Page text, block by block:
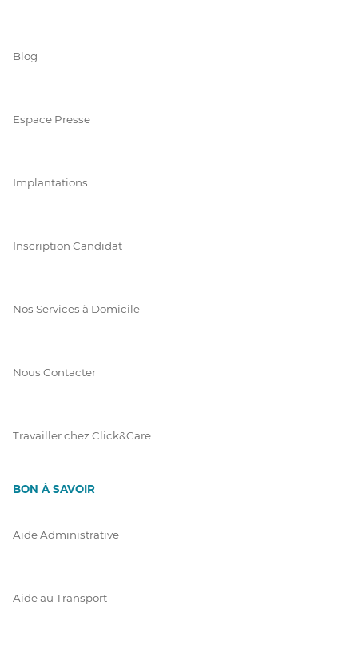
Blog
Espace Presse
Implantations
Inscription Candidat
Nos Services à Domicile
Nous Contacter
Travailler chez Click&Care
BON À SAVOIR
Aide Administrative
Aide au Transport